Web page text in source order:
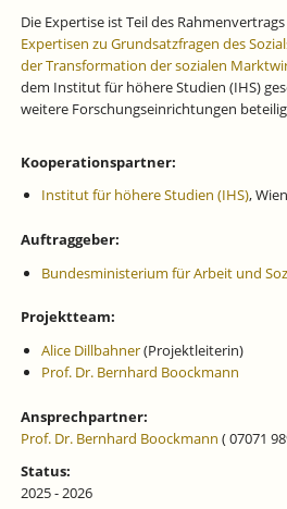
Die Expertise ist Teil des
Expertisen zu Grundsatzfragen des
der Transformation der sozialen
dem Institut für höhere Studien (IHS)
weitere Forschungseinrichtungen
Kooperationspartner:
Institut für höhere Studien (IHS), Wien
Auftraggeber:
Bundesministerium für Arbeit und
Projektteam:
Alice Dillbahner(Projektleiterin)
Prof. Dr. Bernhard Boockmann
Ansprechpartner:
Prof. Dr. Bernhard Boockmann ( 07071
Status:
2025 - 2026